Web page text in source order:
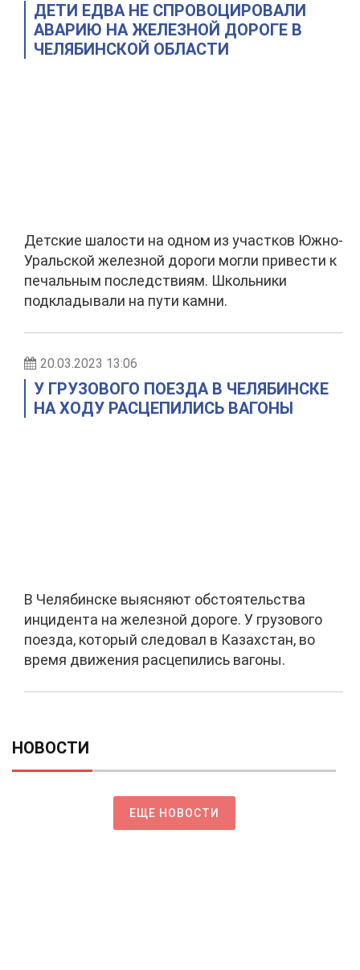
ДЕТИ ЕДВА НЕ СПРОВОЦИРОВАЛИ
АВАРИЮ НА ЖЕЛЕЗНОЙ ДОРОГЕ В
ЧЕЛЯБИНСКОЙ ОБЛАСТИ
Детские шалости на одном из участков Южно-
Уральской железной дороги могли привести к
печальным последствиям. Школьники
подкладывали на пути камни.
20.03.2023 13:06
У ГРУЗОВОГО ПОЕЗДА В ЧЕЛЯБИНСКЕ
НА ХОДУ РАСЦЕПИЛИСЬ ВАГОНЫ
В Челябинске выясняют обстоятельства
инцидента на железной дороге. У грузового
поезда, который следовал в Казахстан, во
время движения расцепились вагоны.
НОВОСТИ
ЕЩЕ НОВОСТИ